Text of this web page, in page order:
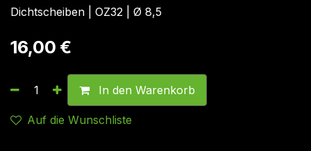
Dichtscheiben | OZ32 | Ø 8,5
16,00 €
In den Warenkorb
Auf die Wunschliste